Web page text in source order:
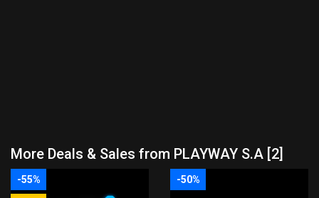
More Deals & Sales from PLAYWAY S.A [2]
-55% -50%